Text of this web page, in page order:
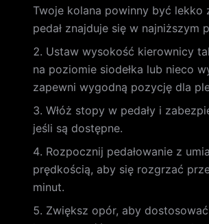
Twoje kolana powinny być lekko
pedał znajduje się w najniższym
Ustaw wysokość kierownicy
na poziomie siodełka lub nieco
zapewni wygodną pozycję dla
Włóż stopy w pedały i
jeśli są dostępne.
Rozpocznij pedałowanie z
prędkością, aby się rozgrzać
minut.
Zwiększ opór, aby dostosować